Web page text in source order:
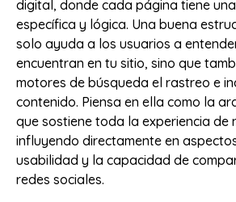
digital, donde cada página tiene
específica y lógica. Una buena
solo ayuda a los usuarios a
encuentran en tu sitio, sino que
motores de búsqueda el rastreo e
contenido. Piensa en ella como la
que sostiene toda la experiencia de
influyendo directamente en
usabilidad y la capacidad de
redes sociales.